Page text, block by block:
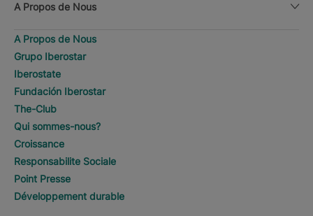
A Propos de Nous
A Propos de Nous
Grupo Iberostar
Iberostate
Fundación Iberostar
The-Club
Qui sommes-nous?
Croissance
Responsabilite Sociale
Point Presse
Développement durable